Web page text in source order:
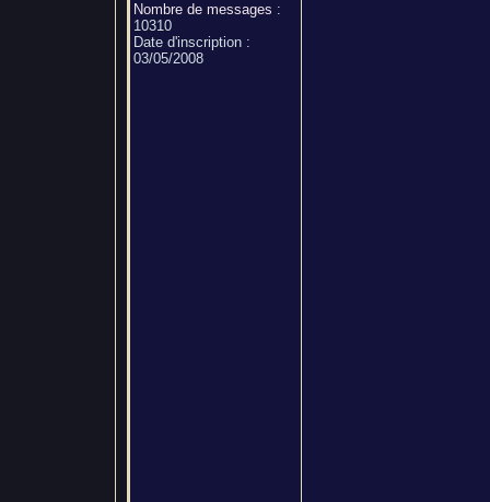
Nombre de messages :
10310
Date d'inscription :
03/05/2008